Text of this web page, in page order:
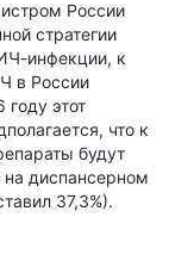
России
стратегии
инфекции, к
в России
году этот
что к
будут
на диспансерном
37,3%).